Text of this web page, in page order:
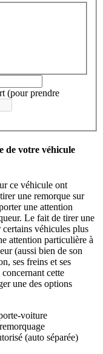
(pour prendre
de votre véhicule
ce véhicule ont
une remorque sur
une attention
Le fait de tirer une
véhicules plus
attention particulière à
(aussi bien de son
ses freins et ses
cette
une des options
voiture
(auto séparée)